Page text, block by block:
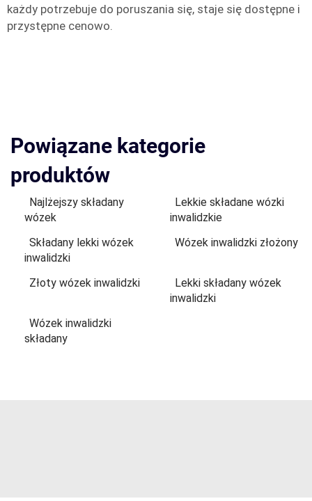
każdy potrzebuje do poruszania się, staje się dostępne i
przystępne cenowo.
Powiązane kategorie
produktów
Najlżejszy składany
wózek
Lekkie składane wózki
inwalidzkie
Składany lekki wózek
inwalidzki
Wózek inwalidzki złożony
Złoty wózek inwalidzki
Lekki składany wózek
inwalidzki
Wózek inwalidzki
składany